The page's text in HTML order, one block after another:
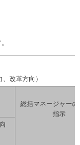
改革方向）
総括マネージャーの
指示